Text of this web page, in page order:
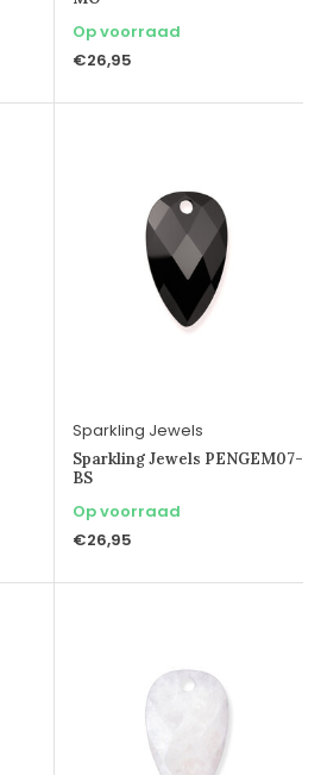
Op voorraad
€26,95
Sparkling Jewels
Sparkling Jewels PENGEM07-
BS
Op voorraad
€26,95